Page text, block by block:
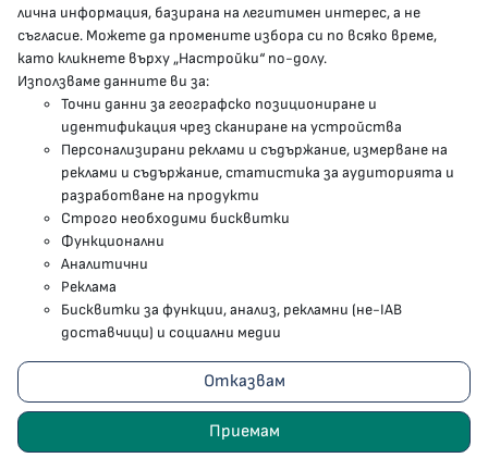
Facebook страница
Instragram профил
YouTube канал
Threads профил
Карта на сайта
Бисквитки
Условия за използване
Поверителност
2023 - 2026 © Министерство на здравеопазването
лична информация, базирана на легитимен интерес, а не
съгласие. Можете да промените избора си по всяко време,
като кликнете върху „Настройки“ по-долу.
Използваме данните ви за:
Точни данни за географско позициониране и
идентификация чрез сканиране на устройства
Персонализирани реклами и съдържание, измерване на
реклами и съдържание, статистика за аудиторията и
разработване на продукти
Строго необходими бисквитки
Функционални
Аналитични
Реклама
Бисквитки за функции, анализ, рекламни (не-IAB
доставчици) и социални медии
Отказвам
Приемам